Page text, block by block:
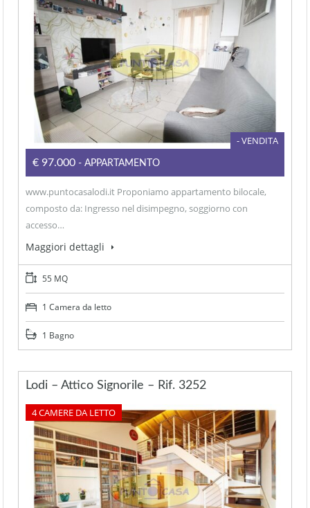
- VENDITA
€97.000 - APPARTAMENTO
www.puntocasalodi.it Proponiamo appartamento bilocale,
composto da: Ingresso nel disimpegno, soggiorno con
accesso…
Maggiori dettagli
55 MQ
1 Camera da letto
1 Bagno
Lodi – Attico Signorile – Rif. 3252
4 CAMERE DA LETTO